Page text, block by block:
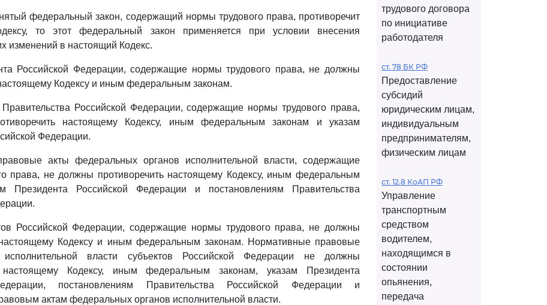
федеральный закон, содержащий нормы трудового права, противоречит
то этот федеральный закон применяется при условии внесения
изменений в настоящий Кодекс.
Российской Федерации, содержащие нормы трудового права, не должны
Кодексу и иным федеральным законам.
Российской Федерации, содержащие нормы трудового права,
настоящему Кодексу, иным федеральным законам и указам
Федерации.
акты федеральных органов исполнительной власти, содержащие
права, не должны противоречить настоящему Кодексу, иным федеральным
Президента Российской Федерации и постановлениям Правительства
Российской Федерации, содержащие нормы трудового права, не должны
настоящему Кодексу и иным федеральным законам. Нормативные правовые
власти субъектов Российской Федерации не должны
настоящему Кодексу, иным федеральным законам, указам Президента
постановлениям Правительства Российской Федерации и
актам федеральных органов исполнительной власти.
трудового договора
по инициативе
работодателя
ст. 78 БК РФ
Предоставление
субсидий
юридическим лицам,
индивидуальным
предпринимателям,
физическим лицам
ст. 12.8 КоАП РФ
Управление
транспортным
средством
водителем,
находящимся в
состоянии
опьянения,
передача